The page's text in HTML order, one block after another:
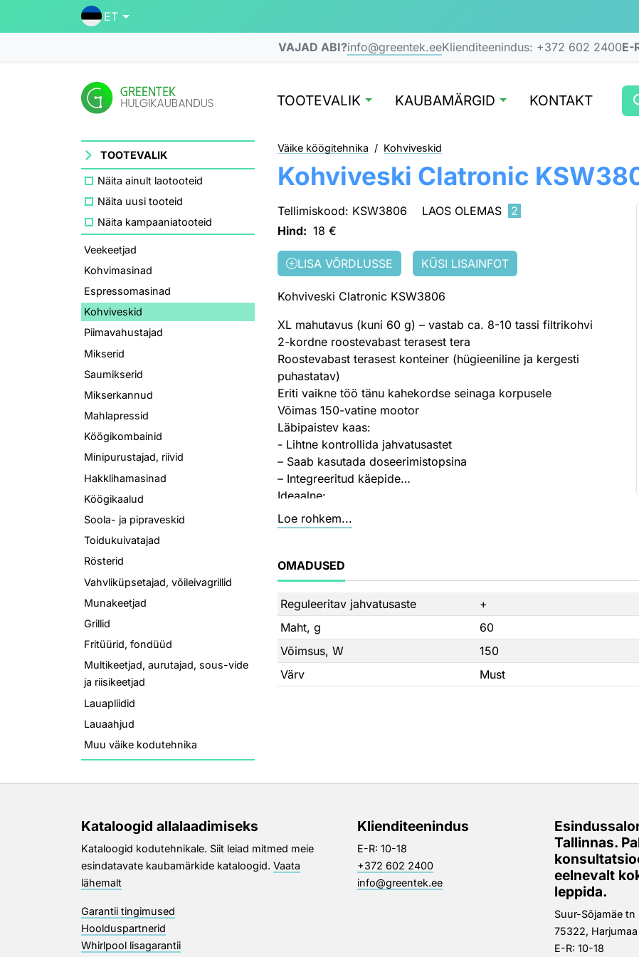
ET
VAJAD ABI?info@greentek.eeKlienditeenindus: +372 602 2400E-
TOOTEVALIK KAUBAMÄRGID KONTAKT
TOOTEVALIK
Näita ainult laotooteid
Näita uusi tooteid
Näita kampaaniatooteid
Veekeetjad
Kohvimasinad
Espressomasinad
Kohviveskid
Piimavahustajad
Mikserid
Saumikserid
Mikserkannud
Mahlapressid
Köögikombainid
Minipurustajad, riivid
Hakklihamasinad
Köögikaalud
Soola- ja pipraveskid
Toidukuivatajad
Rösterid
Vahvliküpsetajad, võileivagrillid
Munakeetjad
Grillid
Fritüürid, fondüüd
Multikeetjad, aurutajad, sous-vide
ja riisikeetjad
Lauapliidid
Lauaahjud
Muu väike kodutehnika
Väike köögitehnika / Kohviveskid
Kohviveski Clatronic
Tellimiskood: KSW3806 LAOS OLEMAS
2
Hind: 18 €
LISA VÕRDLUSSE KÜSI LISAINFOT
Kohviveski Clatronic KSW3806
XL mahutavus (kuni 60 g) – vastab ca. 8-10 tassi filtrikohvi
2-kordne roostevabast terasest tera
Roostevabast terasest konteiner (hügieeniline ja kergesti
puhastatav)
Eriti vaikne töö tänu kahekordse seinaga korpusele
Võimas 150-vatine mootor
Läbipaistev kaas:
- Lihtne kontrollida jahvatusastet
– Saab kasutada doseerimistopsina
– Integreeritud käepide
Ideaalne:
– Filterkohvi masianatele
– Espresso masinatele
– Moka kannudele
Töötamine võimalik ainult kinnitatud kaanega
Ühe käega juhtimine
Jahvatusastet saab valida töö pikkuse järgi
Eemaldatav juhe ruumisäästlikuks hoiustamiseks
Libisematu alus tänu kummeeritud jalgadele
220–240 V, 50–60 Hz, 150 W
Loe rohkem...
OMADUSED
Reguleeritav jahvatusaste
+
Maht, g
60
Võimsus, W
150
Värv
Must
Kataloogid allalaadimiseks
Kataloogid kodutehnikale. Siit leiad mitmed meie
esindatavate kaubamärkide kataloogid. Vaata
lähemalt
Garantii tingimused
Hoolduspartnerid
Whirlpool lisagarantii
Klienditeenindus
E-R: 10-18
+372 602 2400
info@greentek.ee
Tallinnas.
eelnevalt
leppida.
Suur-Sõjamäe tn
75322, Harjumaa
E-R: 10-18